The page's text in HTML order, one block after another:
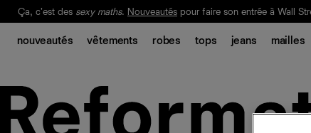
Notre Bilan Responsable 2025 est ici. Lisez-le
Ça, c'est des sexy maths. Nouveautés pour faire son entrée à Wall
nouveautés vêtements robes tops jeans mailles